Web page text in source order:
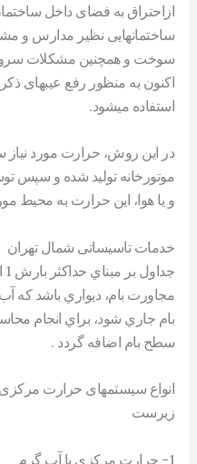
ازاحتراق به فضای داخل
ساختمانهايی نظير مدارس و
سوخت و همچنين مشکلات
اکنون به منظور رفع عيبهای
استفاده میشود.
در اين روش، حرارت مورد نياز
موتورخانه توليد شده و سپس
و يا هوا، اين حرارت به محيط
خدمات تاسیساتی شمال تهران
مجاورت بام، ديواري باشد که
بام جاري شود، براي انجام
سطح بام اضافه گردد .
انواع سيستمهای حرارت
زیرست
1- حرارت مرکزی با آب گرم